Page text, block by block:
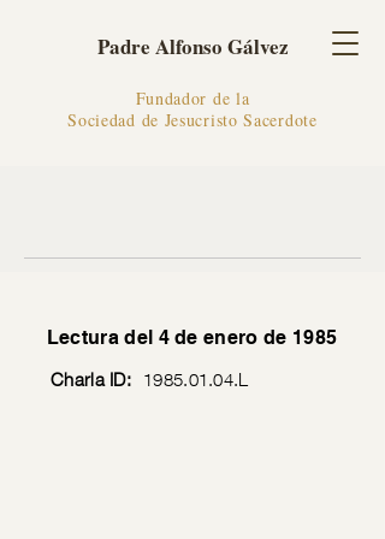
Padre Alfonso Gálvez
Fundador de la
Sociedad de Jesucristo Sacerdote
Lectura del 4 de enero de 1985
Charla ID: 1985.01.04.L